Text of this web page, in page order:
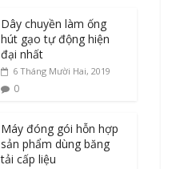
Dây chuyền làm ống
hút gạo tự động hiện
đại nhất
6 Tháng Mười Hai, 2019
0
Máy đóng gói hỗn hợp
sản phẩm dùng băng
tải cấp liệu